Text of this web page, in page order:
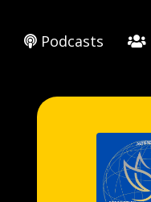
Podcasts